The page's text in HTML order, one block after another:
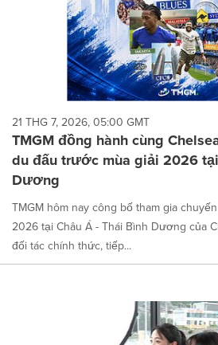
21 THG 7, 2026, 05:00 GMT
TMGM đồng hành cùng
du đấu trước mùa giải 2026
Dương
TMGM hôm nay công bố tham gia
2026 tại Châu Á - Thái Bình Dương của
đối tác chính thức, tiếp...